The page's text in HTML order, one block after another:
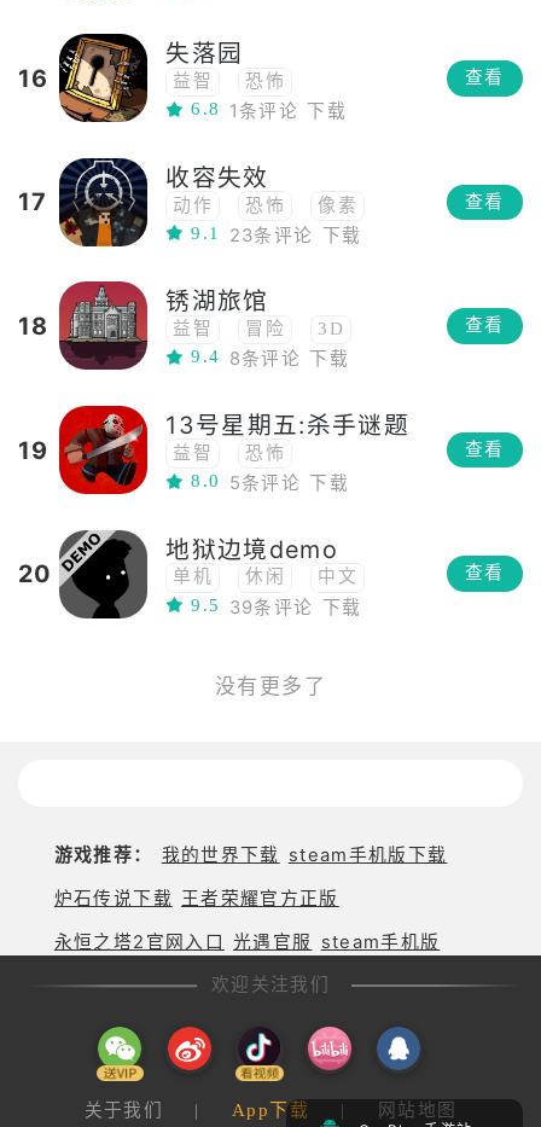
16
失落园
益智
恐怖
6.8
1条评论 下载
查看
17
收容失效
动作 恐怖
像素
2D
战斗
9.1 23条评论 下载
查看
18
锈湖旅馆
益智 冒险
3D
解密
恐怖
魔幻
悬疑
俯视角
9.4 8条评论 下载
查看
19
13号星期五:杀手谜题
益智
恐怖
8.0
5条评论 下载
查看
20
地狱边境demo
单机 休闲
中文
益智
冒险
网络工具
9.5 39条评论 下载
查看
没有更多了
游戏推荐： 我的世界下载 steam手机版下载
炉石传说下载 王者荣耀官方正版
永恒之塔2官网入口 光遇官服
steam手机版
欢迎关注我们
关于我们 | App下载 | 网站地图